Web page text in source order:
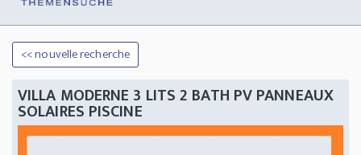
<< nouvelle recherche
VILLA MODERNE 3 LITS 2 BATH PV PANNEAUX
SOLAIRES PISCINE